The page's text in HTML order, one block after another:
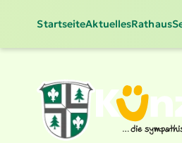
StartseiteAktuellesRathaus